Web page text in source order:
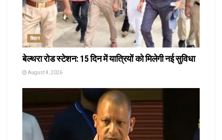
बिहार
बेल्थरा रोड स्टेशन: 15 दिन में यात्रियों को मिलेगी नई सुविधा
August 4, 2026